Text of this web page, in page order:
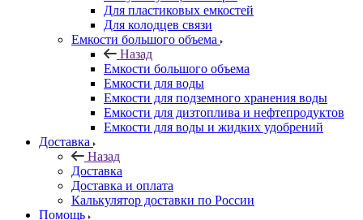
Для пластиковых емкостей
Для колодцев связи
Емкости большого объема
Назад
Емкости большого объема
Емкости для воды
Емкости для подземного хранения воды
Емкости для дизтоплива и нефтепродуктов
Емкости для воды и жидких удобрений
Доставка
Назад
Доставка
Доставка и оплата
Калькулятор доставки по России
Помощь